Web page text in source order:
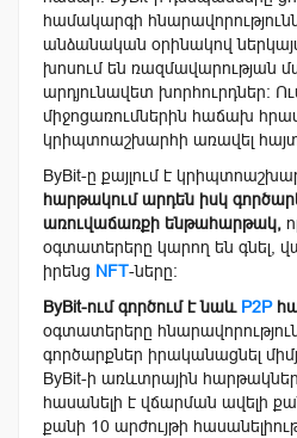
համակարգի
անձանական օրինակով
խոսում են ռազմավարության
արդյունավետ խորհուրդներ։
միջոցառումներին հաճախ
կրիպտոաշխարհի առավել
ByBit-ը քայլում է
հարթակում արդեն իսկ
առուվաճառքի ենթահարթակ,
օգտատերերը կարող են գնել,
իրենց NFT-ները։
ByBit-ում գործում է նաև P2P
օգտատերերը
գործարքներ իրականացնել
ByBit-ի առևտրային
հասանելի է վճարման ավելի
քանի 10 արժույթի